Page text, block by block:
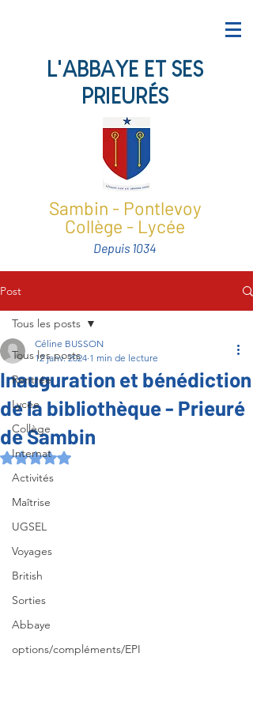
L'ABBAYE ET SES
PRIEURÉS
Sambin - Pontlevoy
Collège - Lycée
Depuis 1034
Post
Tous les posts
Rentrée
Lycée
Collège
Internat
Activités
Maîtrise
UGSEL
Voyages
British
Sorties
Abbaye
options/compléments/EPI
Tous les posts
Inauguration et bénédiction
de la bibliothèque - Prieuré
de Sambin
Céline BUSSON
12 janv. 2024 1 min de lecture
Noté NaN étoiles sur 5.